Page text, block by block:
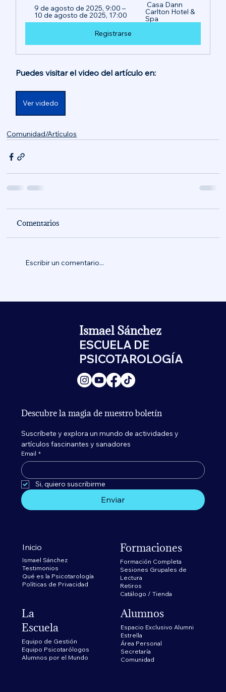
9 de agosto de 2025, 9:00 –
10 de agosto de 2025, 17:00 Carlton Hotel &
Spa
Registrarse
Puedes visitar el video del artículo en:
Ver videdo
Comunidad/Artículos
Comentarios
Escribir un comentario...
Ismael Sánchez
ESCUELA DE
PSICOTAROLOGÍA
Inicio
Ismael Sánchez
Testimonios
Qué es la Psicotarología
Políticas de Privacidad
Formaciones
Formación Completa
Sesiones Grupales de
Lectura
Retiros
Catálogo / Tienda
La
Escuela
Equipo de Gestión
Equipo Psicotarólogos
Alumnos por el Mundo
Alumnos
Espacio Exclusivo Alumni
Estrella
​Área Personal
Secretaría
Comunidad
Descubre la magia de nuestro boletín
Suscríbete y explora un mundo de actividades y
artículos fascinantes y sanadores
Email *
Enviar